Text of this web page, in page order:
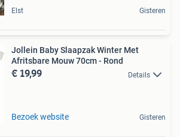
Elst Gisteren
Jollein Baby Slaapzak Winter Met
Afritsbare Mouw 70cm - Rond
€ 19,99 Details
Bezoek website Gisteren